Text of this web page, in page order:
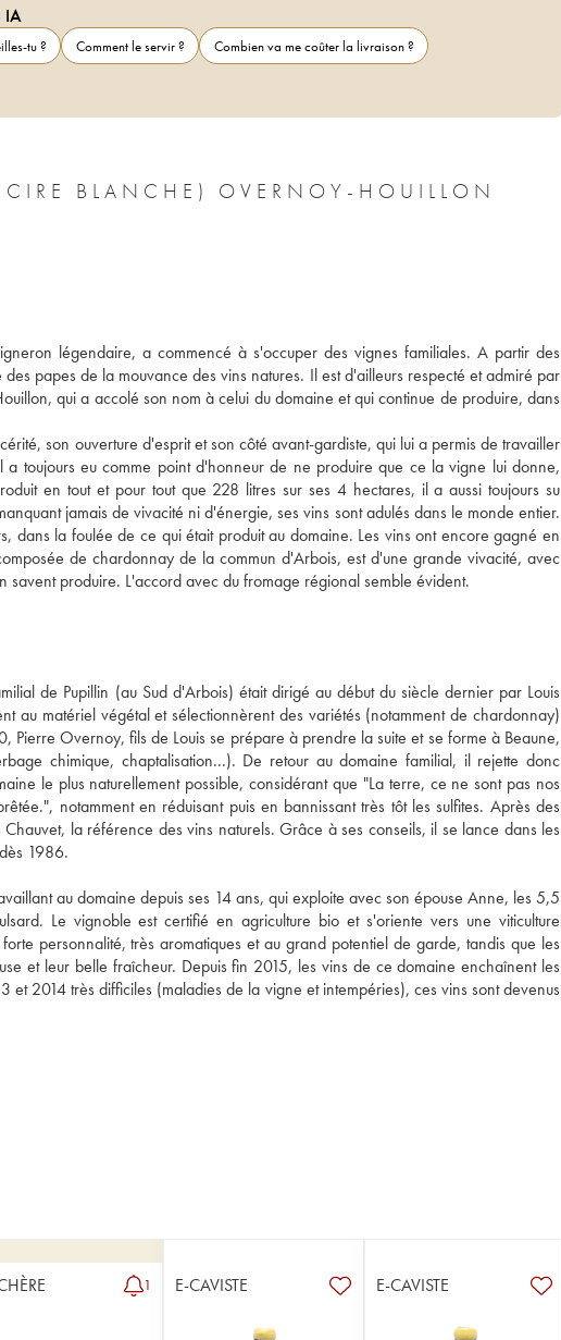
IA
tu ? Comment le servir ?
Combien va me coûter la livraison ?
BLANCHE) OVERNOY-HOUILLON
légendaire, a commencé à s'occuper des vignes familiales. A partir des
papes de la mouvance des vins natures. Il est d'ailleurs respecté et admiré par
qui a accolé son nom à celui du domaine et qui continue de produire, dans
son ouverture d'esprit et son côté avant-gardiste, qui lui a permis de travailler
toujours eu comme point d'honneur de ne produire que ce la vigne lui donne,
en tout et pour tout que 228 litres sur ses 4 hectares, il a aussi toujours su
jamais de vivacité ni d'énergie, ses vins sont adulés dans le monde entier.
dans la foulée de ce qui était produit au domaine. Les vins ont encore gagné en
de chardonnay de la commun d'Arbois, est d'une grande vivacité, avec
produire. L'accord avec du fromage régional semble évident.
de Pupillin (au Sud d'Arbois) était dirigé au début du siècle dernier par Louis
au matériel végétal et sélectionnèrent des variétés (notamment de chardonnay)
Overnoy, fils de Louis se prépare à prendre la suite et se forme à Beaune,
chimique, chaptalisation...). De retour au domaine familial, il rejette donc
le plus naturellement possible, considérant que "La terre, ce ne sont pas nos
notamment en réduisant puis en bannissant très tôt les sulfites. Après des
la référence des vins naturels. Grâce à ses conseils, il se lance dans les
1986.
au domaine depuis ses 14 ans, qui exploite avec son épouse Anne, les 5,5
Le vignoble est certifié en agriculture bio et s'oriente vers une viticulture
personnalité, très aromatiques et au grand potentiel de garde, tandis que les
et leur belle fraîcheur. Depuis fin 2015, les vins de ce domaine enchaînent les
2014 très difficiles (maladies de la vigne et intempéries), ces vins sont devenus
1 E-CAVISTE E-CAVISTE